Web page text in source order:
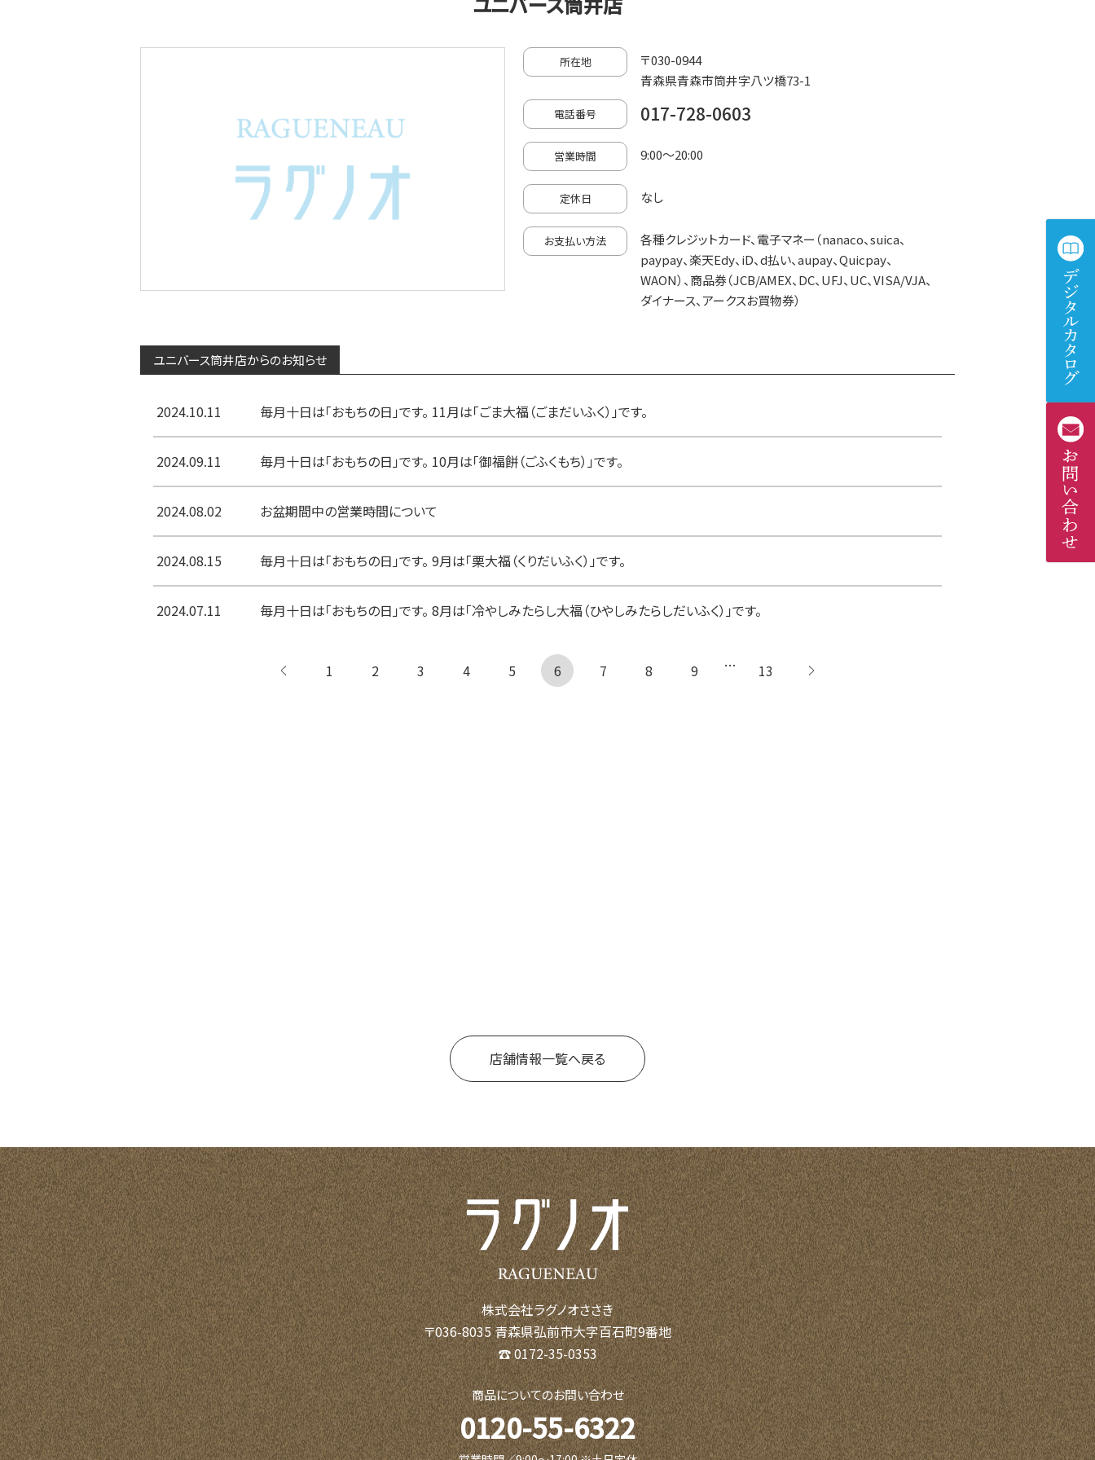
所在地
〒030-0944
青森県青森市筒井字八ツ橋73-1
電話番号 017-728-0603
営業時間 9:00～20:00
定休日 なし
お支払い方法
各種クレジットカード、電子マネー（nanaco、suica、
paypay、楽天Edy、iD、d払い、aupay、Quicpay、
WAON）、商品券（JCB/AMEX、DC、UFJ、UC、VISA/VJA、
ダイナース、アークスお買物券）
ユニバース筒井店からのお知らせ
2024.10.11 毎月十日は「おもちの日」です。 11月は「ごま大福（ごまだいふく）」です。
2024.09.11 毎月十日は「おもちの日」です。 10月は「御福餅（ごふくもち）」です。
2024.08.02 お盆期間中の営業時間について
2024.08.15 毎月十日は「おもちの日」です。 9月は「栗大福（くりだいふく）」です。
2024.07.11 毎月十日は「おもちの日」です。 8月は「冷やしみたらし大福（ひやしみたらしだいふく）」です。
← 前へ
1 2 3 4 5 6 7 8 9 … 13
店舗情報一覧へ戻る
株式会社ラグノオささき
〒036-8035 青森県弘前市大字百石町9番地
☎ 0172-35-0353
商品についてのお問い合わせ
0120-55-6322